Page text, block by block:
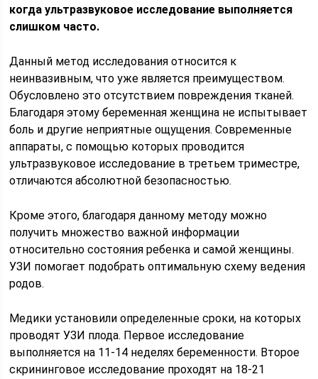
когда ультразвуковое исследование выполняется
слишком часто.
Данный метод исследования относится к
неинвазивным, что уже является преимуществом.
Обусловлено это отсутствием повреждения тканей.
Благодаря этому беременная женщина не испытывает
боль и другие неприятные ощущения. Современные
аппараты, с помощью которых проводится
ультразвуковое исследование в третьем триместре,
отличаются абсолютной безопасностью.
Кроме этого, благодаря данному методу можно
получить множество важной информации
относительно состояния ребенка и самой женщины.
УЗИ помогает подобрать оптимальную схему ведения
родов.
Медики установили определенные сроки, на которых
проводят УЗИ плода. Первое исследование
выполняется на 11-14 неделях беременности. Второе
скрининговое исследование проходят на 18-21